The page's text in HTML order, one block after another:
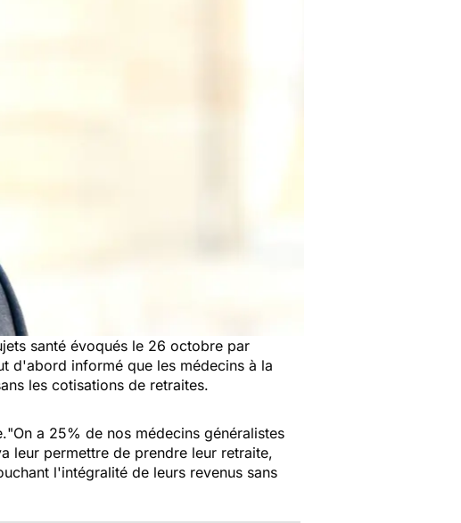
santé évoqués le 26 octobre par
d'abord informé que les médecins à la
les cotisations de retraites.
"On a 25% de nos médecins généralistes
leur permettre de prendre leur retraite,
l'intégralité de leurs revenus sans